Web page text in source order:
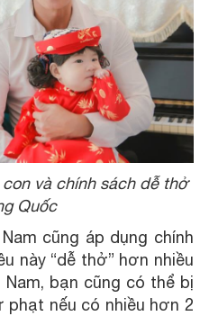
và chính sách dễ thở
Quốc
cũng áp dụng chính
này “dễ thở” hơn nhiều
bạn cũng có thể bị
nếu có nhiều hơn 2